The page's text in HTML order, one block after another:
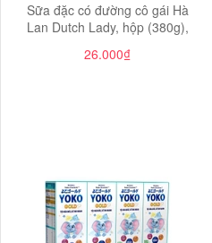
Sữa đặc có đường cô gái Hà
Lan Dutch Lady, hộp (380g),
26.000₫